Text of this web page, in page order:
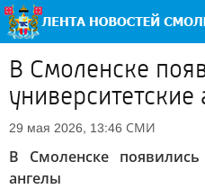
В Смоленске
университетские
29 мая 2026, 13:46 СМИ
В Смоленске появились
ангелы